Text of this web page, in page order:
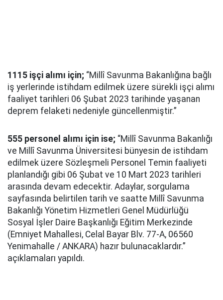
1115 işçi alımı için; “Millî Savunma Bakanlığına bağlı
iş yerlerinde istihdam edilmek üzere sürekli işçi alımı
faaliyet tarihleri 06 Şubat 2023 tarihinde yaşanan
deprem felaketi nedeniyle güncellenmiştir.”
555 personel alımı için ise; “Millî Savunma Bakanlığı
ve Millî Savunma Üniversitesi bünyesin de istihdam
edilmek üzere Sözleşmeli Personel Temin faaliyeti
planlandığı gibi 06 Şubat ve 10 Mart 2023 tarihleri
arasında devam edecektir. Adaylar, sorgulama
sayfasında belirtilen tarih ve saatte Millî Savunma
Bakanlığı Yönetim Hizmetleri Genel Müdürlüğü
Sosyal İşler Daire Başkanlığı Eğitim Merkezinde
(Emniyet Mahallesi, Celal Bayar Blv. 77-A, 06560
Yenimahalle / ANKARA) hazır bulunacaklardır.”
açıklamaları yapıldı.